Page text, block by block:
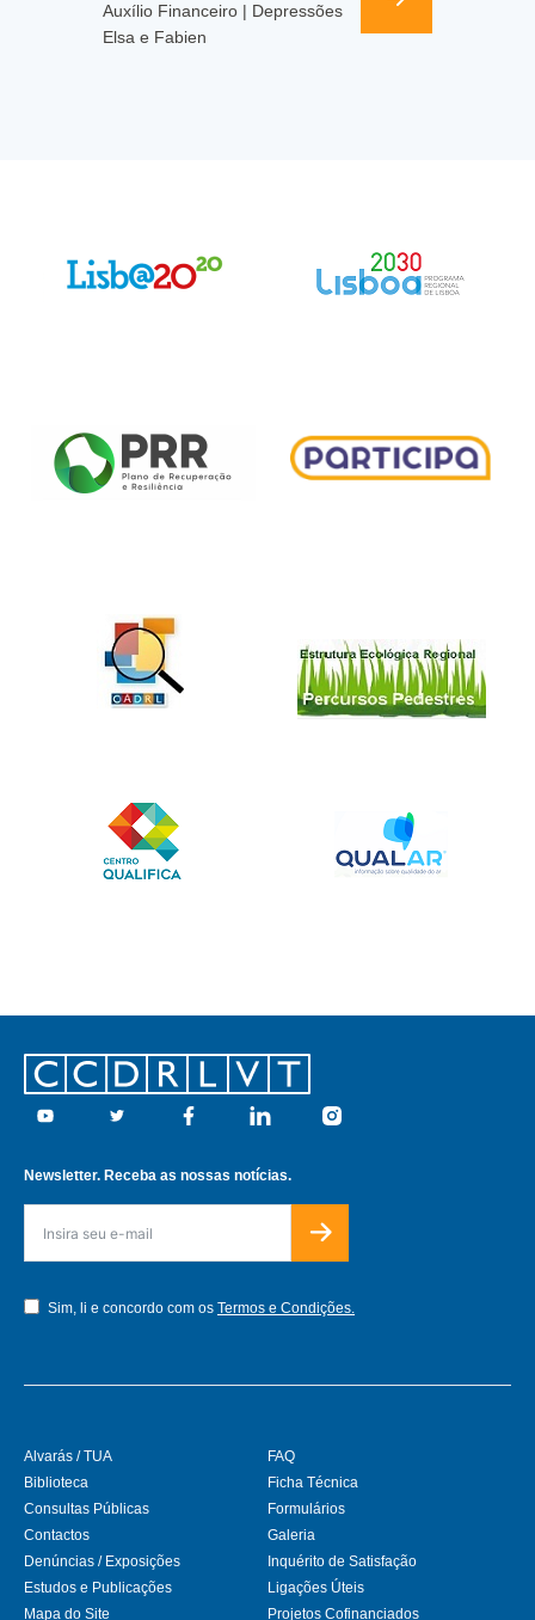
Auxílio Financeiro | Depressões
Elsa e Fabien
Footer
Youtube Twitter Facebook Linkedin Instagram
Newsletter. Receba as nossas notícias.
Sim, li e concordo com os Termos e Condições.
Alvarás / TUA
Biblioteca
Consultas Públicas
Contactos
Denúncias / Exposições
Estudos e Publicações
FAQ
Ficha Técnica
Formulários
Galeria
Inquérito de Satisfação
Ligações Úteis
Mapa do Site
Projetos Cofinanciados